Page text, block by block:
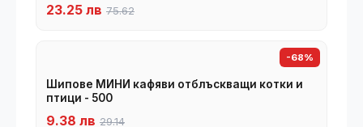
23.25 лв 75.62
-68%
Шипове МИНИ кафяви отблъскващи котки и
птици - 500
9.38 лв 29.14